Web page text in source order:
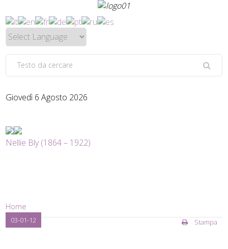
Giovedì 6 Agosto 2026
Nellie Bly (1864 – 1922)
Home
03-01-12 Stampa